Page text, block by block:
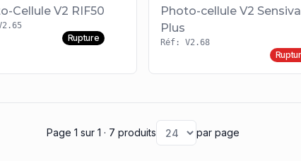
Cellule V2 RIF50
Rupture
Photo-cellule V2
Plus
Réf: V2.68
Page 1 sur 1 · 7 produits par page